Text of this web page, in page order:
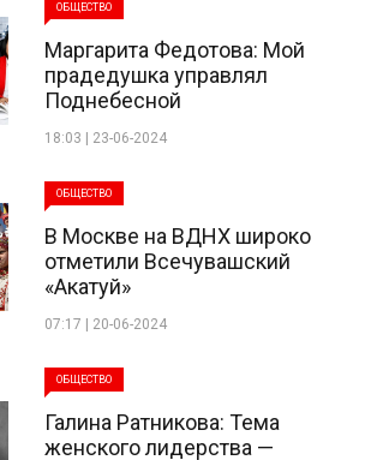
ОБЩЕСТВО
Маргарита Федотова: Мой
прадедушка управлял
Поднебесной
18:03 | 23-06-2024
ОБЩЕСТВО
В Москве на ВДНХ широко
отметили Всечувашский
«Акатуй»
07:17 | 20-06-2024
ОБЩЕСТВО
Галина Ратникова: Тема
женского лидерства —